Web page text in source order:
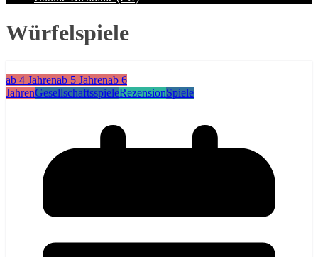
Würfelspiele
ab 4 Jahrenab 5 Jahrenab 6
JahrenGesellschaftsspieleRezensionSpiele